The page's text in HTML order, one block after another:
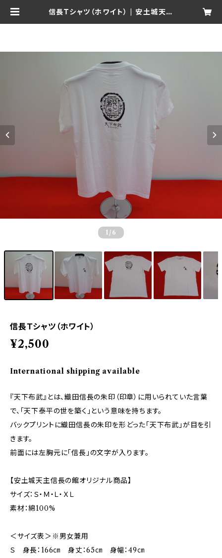
信長Ｔシャツ（ホワイト） | 安土城天主
1 /6
信長Ｔシャツ（ホワイト）
¥2,500
International shipping available
『天下布武』とは、織田信長の朱印（印章）に用いられていた言葉
で、「天下泰平の世を築く」という意味を持ちます。
バックプリントに織田信長の朱印を形どった「天下布武」が目を引
きます。
前面には左胸元に「信長」の文字が入ります。
【安土城天主信長の館オリジナル商品】
サイズ：Ｓ・Ｍ・Ｌ・ＸＬ
素材：綿100%
＜サイズ表＞※男女兼用
Ｓ 身長：166㎝ 身丈：65㎝ 身幅：49㎝